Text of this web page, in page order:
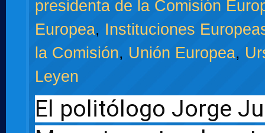
presidenta de la Comisión
Europea, Instituciones
la Comisión, Unión Europea,
Leyen
El politólogo Jorge